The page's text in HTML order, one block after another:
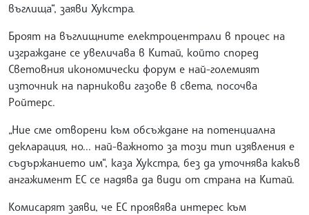
въглища“, заяви Хукстра.
Броят на въглищните електроцентрали в процес на
изграждане се увеличава в Китай, който според
Световния икономически форум е най-големият
източник на парникови газове в света, посочва
Ройтерс.
„Ние сме отворени към обсъждане на потенциална
декларация, но... най-важното за този тип изявления е
съдържанието им“, каза Хукстра, без да уточнява какъв
ангажимент ЕС се надява да види от страна на Китай.
Комисарят заяви, че ЕС проявява интерес към